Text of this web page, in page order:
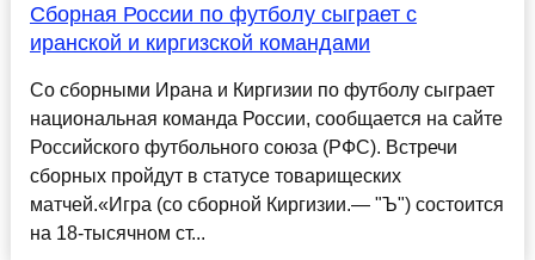
Сборная России по футболу сыграет с
иранской и киргизской командами
Со сборными Ирана и Киргизии по футболу сыграет
национальная команда России, сообщается на сайте
Российского футбольного союза (РФС). Встречи
сборных пройдут в статусе товарищеских
матчей.«Игра (со сборной Киргизии.— "Ъ") состоится
на 18-тысячном ст...